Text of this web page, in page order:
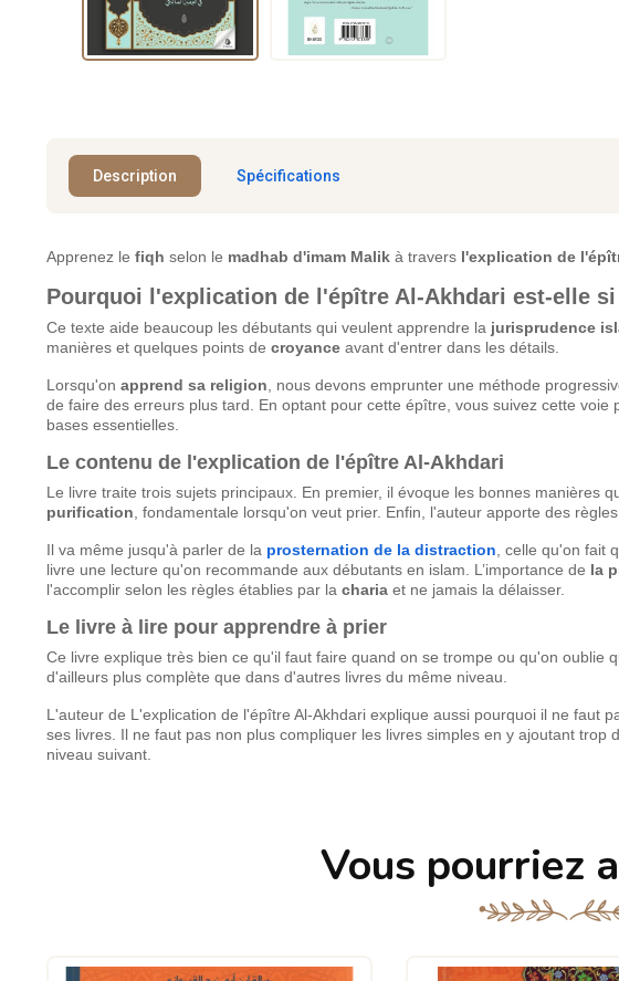
Description Spécifications
Apprenez le fiqh selon le madhab d'imam Malik à travers l'explication de
Pourquoi l'explication de l'épître Al-Akhdari est-elle
Ce texte aide beaucoup les débutants qui veulent apprendre la jurisprudence
manières et quelques points de croyance avant d'entrer dans les détails.
Lorsqu'on apprend sa religion , nous devons emprunter une méthode
de faire des erreurs plus tard. En optant pour cette épître, vous suivez cette
bases essentielles.
Le contenu de l'explication de l'épître Al-Akhdari
Le livre traite trois sujets principaux. En premier, il évoque les bonnes manières
purification , fondamentale lorsqu'on veut prier. Enfin, l'auteur apporte des
Il va même jusqu'à parler de la prosternation de la distraction , celle qu'on fait
livre une lecture qu'on recommande aux débutants en islam. L’importance de la
l'accomplir selon les règles établies par la charia et ne jamais la délaisser.
Le livre à lire pour apprendre à prier
Ce livre explique très bien ce qu'il faut faire quand on se trompe ou qu'on oublie
d'ailleurs plus complète que dans d'autres livres du même niveau.
L'auteur de L'explication de l'épître Al-Akhdari explique aussi pourquoi il ne faut
ses livres. Il ne faut pas non plus compliquer les livres simples en y ajoutant
niveau suivant.
Vous pourriez